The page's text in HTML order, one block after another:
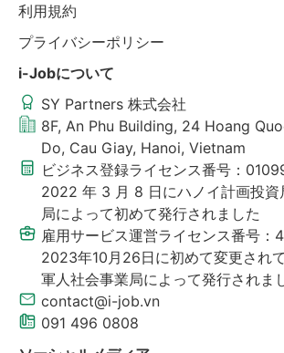
i-Jobについて
SY Partners 株式会社
8F, An Phu Building, 24 Hoang
Do, Cau Giay, Hanoi, Vietnam
ビジネス登録ライセンス番号：
2022 年 3 月 8 日にハノイ計画投資
局によって初めて発行されました
雇用サービス運営ライセンス番号：
2023年10月26日に初めて変更され
軍人社会事業局によって発行されま
contact@i-job.vn
091 496 0808
利用規約
プライバシーポリシー